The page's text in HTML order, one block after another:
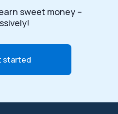
sweet money --
started